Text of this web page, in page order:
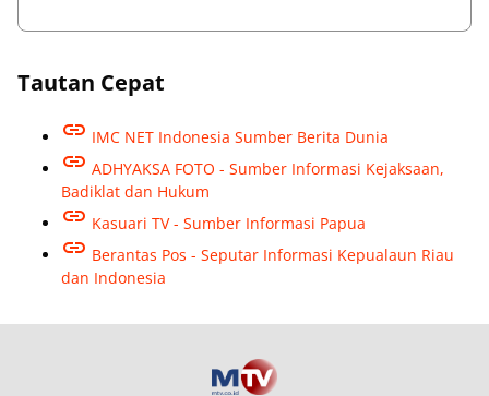
Tautan Cepat
IMC NET Indonesia Sumber Berita Dunia
ADHYAKSA FOTO - Sumber Informasi Kejaksaan,
Badiklat dan Hukum
Kasuari TV - Sumber Informasi Papua
Berantas Pos - Seputar Informasi Kepualaun Riau
dan Indonesia